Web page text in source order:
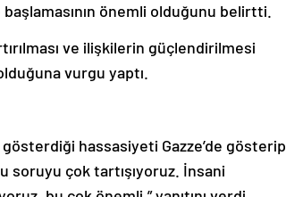
önemli olduğunu belirtti.
ve ilişkilerin güçlendirilmesi
vurgu yaptı.
gösterdiği hassasiyeti Gazze’de gösterip
soruyu çok tartışıyoruz. İnsani